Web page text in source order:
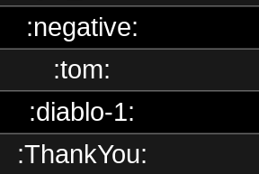
:negative:
:tom:
:diablo-1:
:ThankYou: